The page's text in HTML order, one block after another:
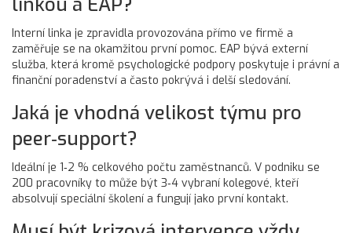
Interní linka je zpravidla provozována přímo ve firmě a
zaměřuje se na okamžitou první pomoc. EAP bývá externí
služba, která kromě psychologické podpory poskytuje i právní a
finanční poradenství a často pokrývá i delší sledování.
Jaká je vhodná velikost týmu pro
peer‑support?
Ideální je 1‑2 % celkového počtu zaměstnanců. V podniku se
200 pracovníky to může být 3‑4 vybraní kolegové, kteří
absolvují speciální školení a fungují jako první kontakt.